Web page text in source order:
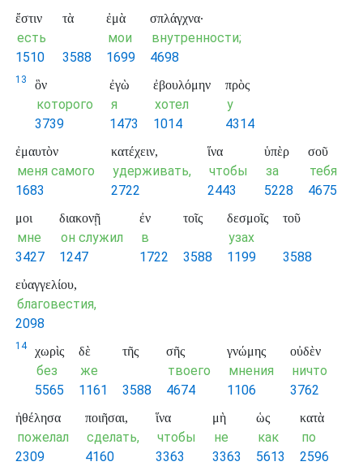
ἔστιν
есть
1510
τὰ
3588
ἐμὰ
мои
1699
σπλάγχνα·
внутренности;
4698
13 ὃν
которого
3739
ἐγὼ
я
1473
ἐβουλόμην
хотел
1014
πρὸς
у
4314
ἐμαυτὸν
меня самого
1683
κατέχειν,
удерживать,
2722
ἵνα
чтобы
2443
ὑπὲρ
за
5228
σοῦ
тебя
4675
μοι
мне
3427
διακονῇ
он служил
1247
ἐν
в
1722
τοῖς
3588
δεσμοῖς
узах
1199
τοῦ
3588
εὐαγγελίου,
благовестия,
2098
14 χωρὶς
без
5565
δὲ
же
1161
τῆς
3588
σῆς
твоего
4674
γνώμης
мнения
1106
οὐδὲν
ничто
3762
ἠθέλησα
пожелал
2309
ποιῆσαι,
сделать,
4160
ἵνα
чтобы
3363
μὴ
не
3363
ὡς
как
5613
κατὰ
по
2596